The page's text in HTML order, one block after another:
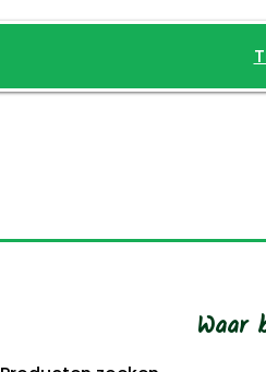
Waar